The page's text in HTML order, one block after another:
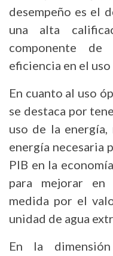
desempeño es el
una alta
componente
eficiencia en el
En cuanto al uso
se destaca por
uso de la
energía necesaria
PIB en la
para mejorar en
medida por el
unidad de agua
En la